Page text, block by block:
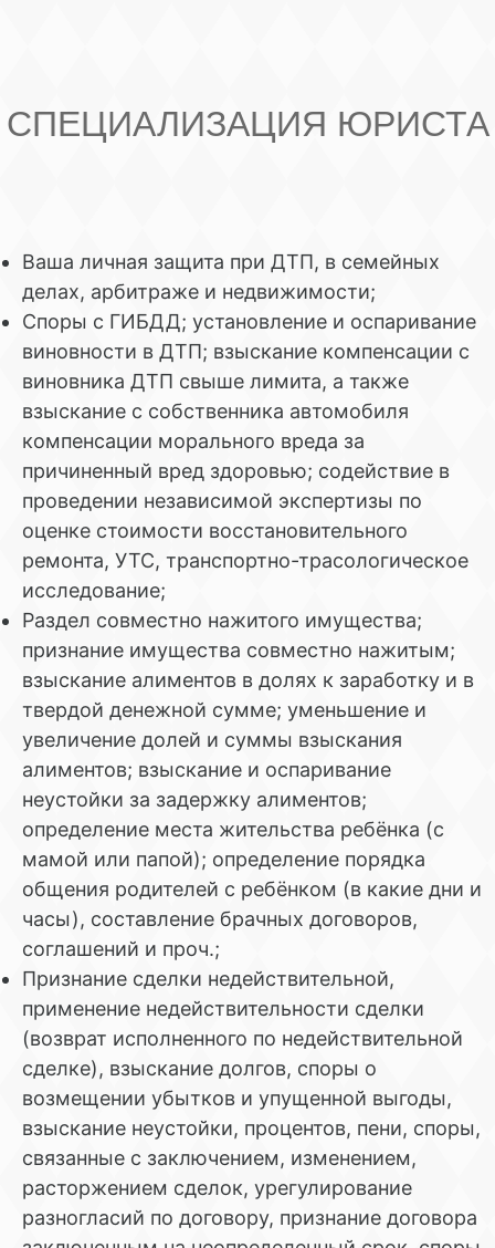
СПЕЦИАЛИЗАЦИЯ ЮРИСТА
Ваша личная защита при ДТП, в семейных
делах, арбитраже и недвижимости;
Споры с ГИБДД; установление и оспаривание
виновности в ДТП; взыскание компенсации с
виновника ДТП свыше лимита, а также
взыскание с собственника автомобиля
компенсации морального вреда за
причиненный вред здоровью; содействие в
проведении независимой экспертизы по
оценке стоимости восстановительного
ремонта, УТС, транспортно-трасологическое
исследование;
Раздел совместно нажитого имущества;
признание имущества совместно нажитым;
взыскание алиментов в долях к заработку и в
твердой денежной сумме; уменьшение и
увеличение долей и суммы взыскания
алиментов; взыскание и оспаривание
неустойки за задержку алиментов;
определение места жительства ребёнка (с
мамой или папой); определение порядка
общения родителей с ребёнком (в какие дни и
часы), составление брачных договоров,
соглашений и проч.;
Признание сделки недействительной,
применение недействительности сделки
(возврат исполненного по недействительной
сделке), взыскание долгов, споры о
возмещении убытков и упущенной выгоды,
взыскание неустойки, процентов, пени, споры,
связанные с заключением, изменением,
расторжением сделок, урегулирование
разногласий по договору, признание договора